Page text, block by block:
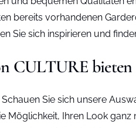
bereits vorhandenen
Sie sich inspirieren und
CULTURE
Sie sich unsere
Möglichkeit, Ihren Look